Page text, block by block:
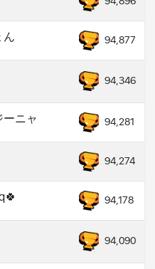
ん 94,877
94,346
ニャ 94,281
94,274
94,178
94,090